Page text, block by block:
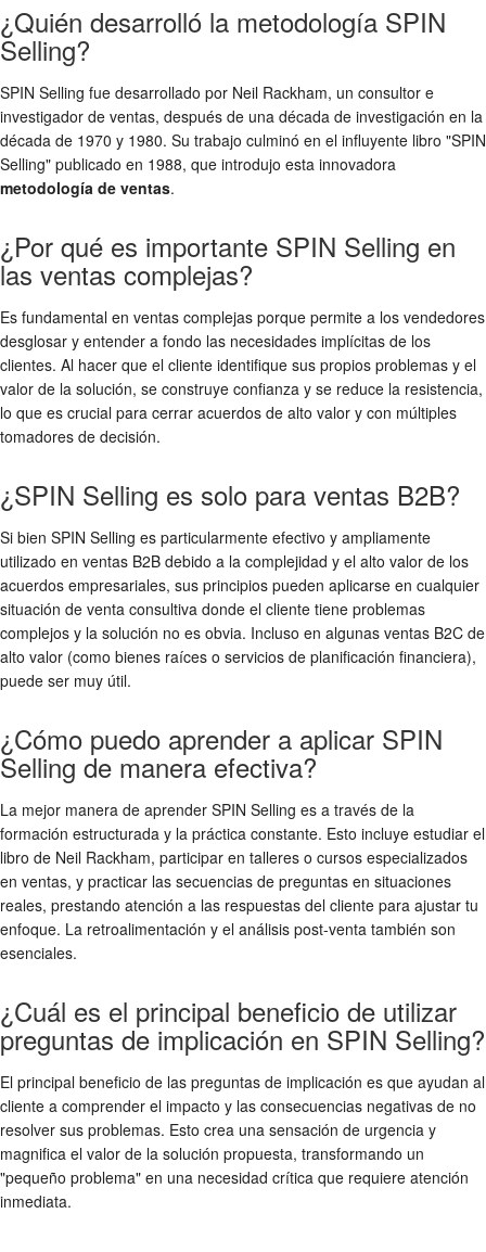
¿Quién desarrolló la metodología SPIN
Selling?
SPIN Selling fue desarrollado por Neil Rackham, un consultor e
investigador de ventas, después de una década de investigación en la
década de 1970 y 1980. Su trabajo culminó en el influyente libro "SPIN
Selling" publicado en 1988, que introdujo esta innovadora
metodología de ventas.
¿Por qué es importante SPIN Selling en
las ventas complejas?
Es fundamental en ventas complejas porque permite a los vendedores
desglosar y entender a fondo las necesidades implícitas de los
clientes. Al hacer que el cliente identifique sus propios problemas y el
valor de la solución, se construye confianza y se reduce la resistencia,
lo que es crucial para cerrar acuerdos de alto valor y con múltiples
tomadores de decisión.
¿SPIN Selling es solo para ventas B2B?
Si bien SPIN Selling es particularmente efectivo y ampliamente
utilizado en ventas B2B debido a la complejidad y el alto valor de los
acuerdos empresariales, sus principios pueden aplicarse en cualquier
situación de venta consultiva donde el cliente tiene problemas
complejos y la solución no es obvia. Incluso en algunas ventas B2C de
alto valor (como bienes raíces o servicios de planificación financiera),
puede ser muy útil.
¿Cómo puedo aprender a aplicar SPIN
Selling de manera efectiva?
La mejor manera de aprender SPIN Selling es a través de la
formación estructurada y la práctica constante. Esto incluye estudiar el
libro de Neil Rackham, participar en talleres o cursos especializados
en ventas, y practicar las secuencias de preguntas en situaciones
reales, prestando atención a las respuestas del cliente para ajustar tu
enfoque. La retroalimentación y el análisis post-venta también son
esenciales.
¿Cuál es el principal beneficio de utilizar
preguntas de implicación en SPIN Selling?
El principal beneficio de las preguntas de implicación es que ayudan al
cliente a comprender el impacto y las consecuencias negativas de no
resolver sus problemas. Esto crea una sensación de urgencia y
magnifica el valor de la solución propuesta, transformando un
"pequeño problema" en una necesidad crítica que requiere atención
inmediata.